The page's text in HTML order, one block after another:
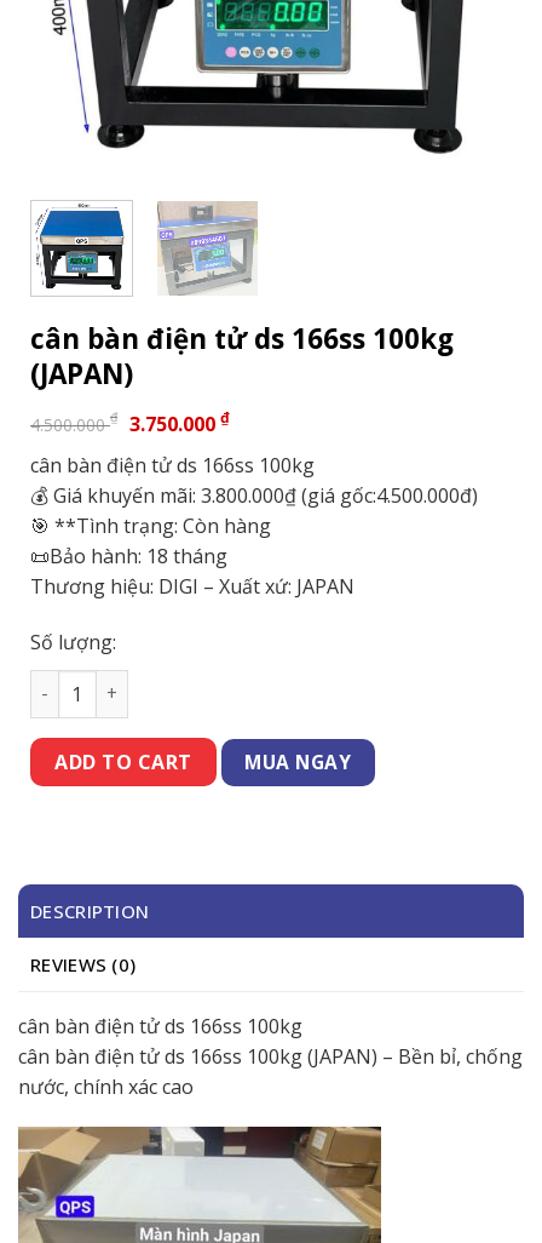
cân bàn điện tử ds 166ss 100kg
(JAPAN)
4.500.000₫ 3.750.000₫
cân bàn điện tử ds 166ss 100kg
💰 Giá khuyến mãi: 3.800.000₫ (giá gốc:4.500.000đ)
🎯 **Tình trạng: Còn hàng
📜Bảo hành: 18 tháng
Thương hiệu: DIGI – Xuất xứ: JAPAN
Số lượng:
cân bàn điện tử ds 166ss 100kg (JAPAN) quantity
ADD TO CART MUA NGAY
DESCRIPTION
REVIEWS (0)
cân bàn điện tử ds 166ss 100kg
cân bàn điện tử ds 166ss 100kg (JAPAN) – Bền bỉ, chống
nước, chính xác cao